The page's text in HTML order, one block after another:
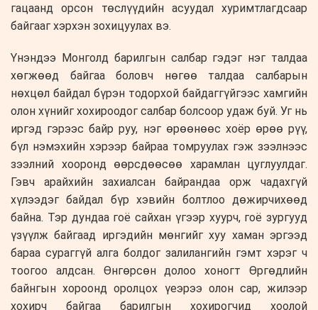
гацаанд орсон төслүүдийн асуудал хуримтлагдсаар
байгааг хэрхэн зохицуулах вэ.
Үнэндээ Монголд барилгын салбар гэдэг нэг талдаа
хөгжөөд байгаа боловч нөгөө талдаа салбарын
нөхцөл байдал бүрэн тодорхой байдаггүйгээс хамгийн
олон хүнийг хохироодог салбар болсоор удаж буй. Уг нь
иргэд гэрээс байр руу, нэг өрөөнөөс хоёр өрөө рүү,
бүл нэмэхийн хэрээр байраа томруулах гэж зээлнээс
зээлний хооронд өөрсдөөсөө харамлан цуглуулдаг.
Гэвч арайхийн захиалсан байрандаа орж чадахгүй
хүлээдэг байдал бүр хэвийн болтлоо дөжирчихөөд
байна. Тэр дундаа гоё сайхан үгээр хуурч, гоё зургууд
үзүүлж байгаад иргэдийн мөнгийг хуу хаман эргээд
бараа сураггүй алга болдог залилангийн гэмт хэрэг ч
тоогоо алдсан. Өнгөрсөн долоо хоногт Өргөдлийн
байнгын хороонд оролцох үеэрээ олон сар, жилээр
хохирч байгаа барилгын хохирогчид хоолой